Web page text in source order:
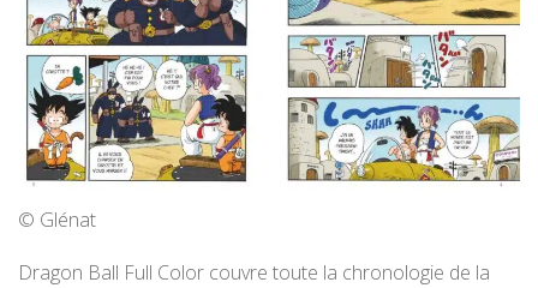
© Glénat
Dragon Ball Full Color couvre toute la chronologie de la